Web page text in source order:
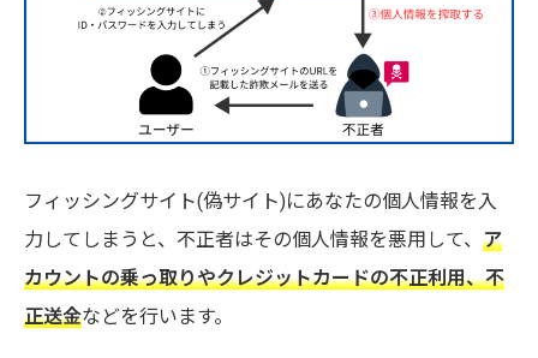
フィッシングサイト(偽サイト)にあなたの個人情報を入
力してしまうと、不正者はその個人情報を悪用して、 ア
カウントの乗っ取りやクレジットカードの不正利用、不
正送金などを行います。